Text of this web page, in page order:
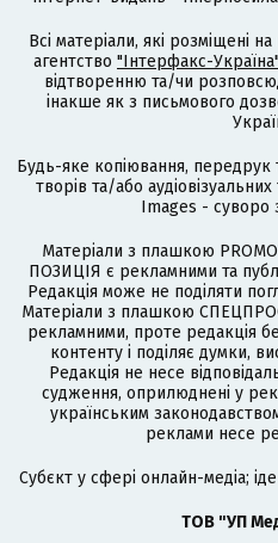
Всі матеріали, які розміщені
агентство "Інтерфакс-Україна"
відтворенню та/чи
інакше як з письмового
Будь-яке копіювання, передрук
творів та/або
Images - суворо
Матеріали з плашкою
ПОЗИЦІЯ є рекламними та
Редакція може не поділяти
Матеріали з плашкою
рекламними, проте редакція
контенту і поділяє думки,
Редакція не несе
судження, оприлюднені у
українським
реклами несе
Cубєкт у сфері онлайн-медіа;
ТОВ "УП